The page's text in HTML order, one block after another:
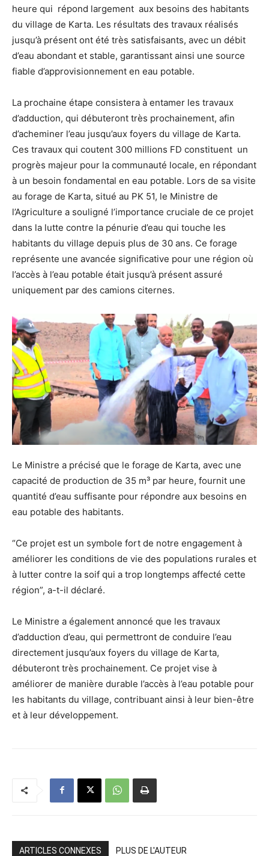
heure qui répond largement aux besoins des habitants
du village de Karta. Les résultats des travaux réalisés
jusqu’à présent ont été très satisfaisants, avec un débit
d’eau abondant et stable, garantissant ainsi une source
fiable d’approvisionnement en eau potable.
La prochaine étape consistera à entamer les travaux
d’adduction, qui débuteront très prochainement, afin
d’acheminer l’eau jusqu’aux foyers du village de Karta.
Ces travaux qui coutent 300 millions FD constituent un
progrès majeur pour la communauté locale, en répondant
à un besoin fondamental en eau potable. Lors de sa visite
au forage de Karta, situé au PK 51, le Ministre de
l’Agriculture a souligné l’importance cruciale de ce projet
dans la lutte contre la pénurie d’eau qui touche les
habitants du village depuis plus de 30 ans. Ce forage
représente une avancée significative pour une région où
l’accès à l’eau potable était jusqu’à présent assuré
uniquement par des camions citernes.
Le Ministre a précisé que le forage de Karta, avec une
capacité de production de 35 m³ par heure, fournit une
quantité d’eau suffisante pour répondre aux besoins en
eau potable des habitants.
“Ce projet est un symbole fort de notre engagement à
améliorer les conditions de vie des populations rurales et
à lutter contre la soif qui a trop longtemps affecté cette
région”, a-t-il déclaré.
Le Ministre a également annoncé que les travaux
d’adduction d’eau, qui permettront de conduire l’eau
directement jusqu’aux foyers du village de Karta,
débuteront très prochainement. Ce projet vise à
améliorer de manière durable l’accès à l’eau potable pour
les habitants du village, contribuant ainsi à leur bien-être
et à leur développement.
ARTICLES CONNEXES PLUS DE L'AUTEUR